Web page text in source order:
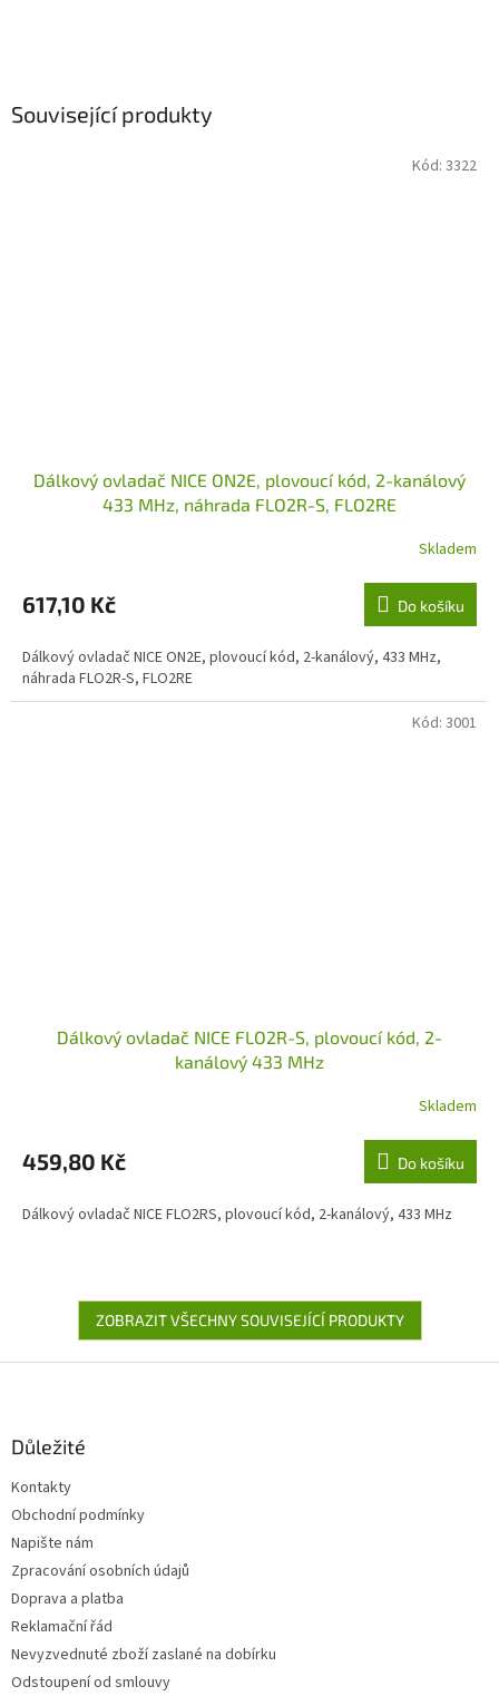
Související produkty
Dálkový ovladač NICE ON2E, plovoucí kód, 2-kanálový
433 MHz, náhrada FLO2R-S, FLO2RE
Skladem
617,10 Kč Do košíku
Dálkový ovladač NICE ON2E, plovoucí kód, 2-kanálový, 433 MHz,
náhrada FLO2R-S, FLO2RE
Kód: 3322
Dálkový ovladač NICE FLO2R-S, plovoucí kód, 2-
kanálový 433 MHz
Skladem
459,80 Kč Do košíku
Dálkový ovladač NICE FLO2RS, plovoucí kód, 2-kanálový, 433 MHz
Kód: 3001
ZOBRAZIT VŠECHNY SOUVISEJÍCÍ PRODUKTY
Důležité
Kontakty
Obchodní podmínky
Napište nám
Zpracování osobních údajů
Doprava a platba
Reklamační řád
Nevyzvednuté zboží zaslané na dobírku
Odstoupení od smlouvy